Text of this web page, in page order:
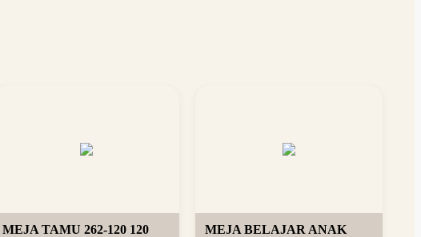
MEJA TAMU 262-120 120 MEJA BELAJAR ANAK